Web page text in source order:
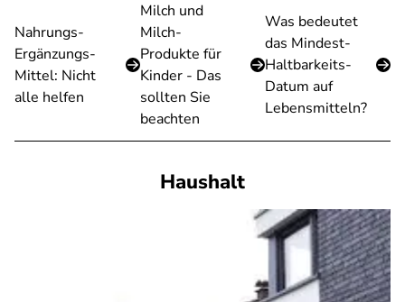
Nahrungs-
Ergänzungs-
Mittel: Nicht
alle helfen
Milch und
Milch-
Produkte für
Kinder - Das
sollten Sie
beachten
Was bedeutet
das Mindest-
Haltbarkeits-
Datum auf
Lebensmitteln?
Haushalt